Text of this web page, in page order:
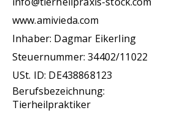
www.amivieda.com
Inhaber: Dagmar Eikerling
Steuernummer: 34402/11022
USt. ID: DE438868123
Berufsbezeichnung:
Tierheilpraktiker